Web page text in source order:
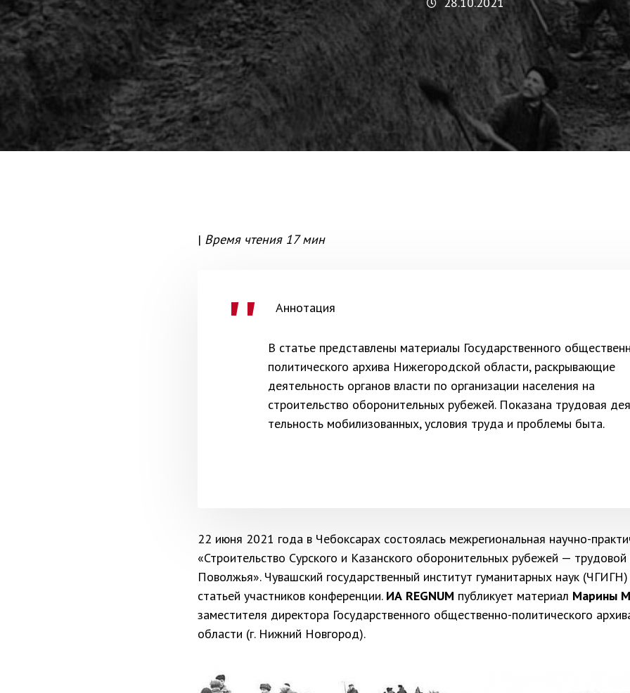
| Время чтения 17 мин
Аннотация
В статье представлены материалы Государственного
полити­ческого архива Нижегородской области, раскрывающие
деятельность органов власти по организации населения на
строительство оборонительных рубежей. Показана трудовая
тельность мобилизованных, условия труда и проблемы быта.
22 июня 2021 года в Чебоксарах состоялась межрегиональная научно-
«Строительство Сурского и Казанского оборонительных рубежей —
Поволжья». Чувашский государственный институт гуманитарных наук
статьей участников конференции. ИА REGNUM публикует материал Марины
заместителя директора Государственного общественно-политического
области (г. Нижний Новгород).